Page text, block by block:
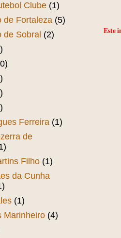
Este
Clube (1)
de Fortaleza (5)
de Sobral (2)
Ferreira (1)
de
Filho (1)
da Cunha
(1)
Marinheiro (4)